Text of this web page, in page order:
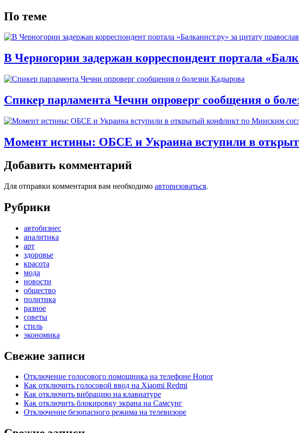
По теме
В Черногории задержан корреспондент портала
Спикер парламента Чечни опроверг сообщения о
Момент истины: ОБСЕ и Украина вступили в
Добавить комментарий
Для отправки комментария вам необходимо авторизоваться.
Рубрики
автобизнес
аналитика
арт
здоровье
красота
мода
новости
общество
политика
разное
советы
стиль
экономика
Свежие записи
Отключение голосового помощника на телефоне Honor
Как отключить голосовой ввод на Xiaomi Redmi
Как отключить вибрацию на клавиатуре
Как отключить блокировку экрана на Самсунг
Отключение безопасного режима на телевизоре